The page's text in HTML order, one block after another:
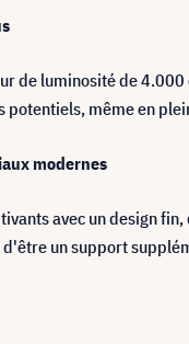
de luminosité de
même en
modernes
avec un design
un support